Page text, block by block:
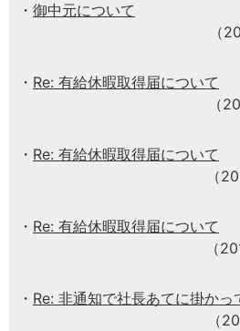
御中元について
（
Re: 有給休暇取得届について
（
Re: 有給休暇取得届について
（
Re: 有給休暇取得届について
（
Re: 非通知で社長あてに掛かっ
（